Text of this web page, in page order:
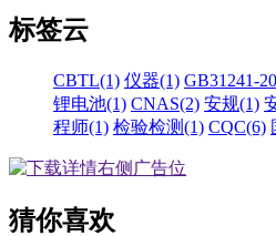
标签云
CBTL(1) 仪器(1) GB31241-
锂电池(1) CNAS(2) 安规(1)
程师(1) 检验检测(1) CQC(6)
猜你喜欢